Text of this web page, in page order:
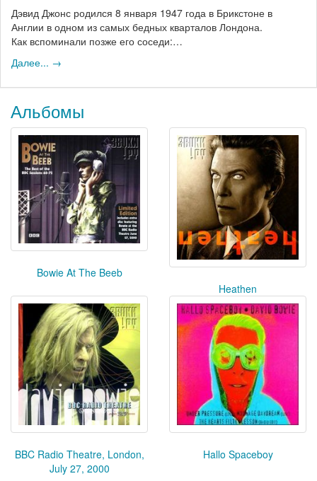
Дэвид Джонс родился 8 января 1947 года в Брикстоне в
Англии в одном из самых бедных кварталов Лондона.
Как вспоминали позже его соседи:…
Далее... →
Альбомы
Bowie At The Beeb
Heathen
BBC Radio Theatre, London,
July 27, 2000
Hallo Spaceboy